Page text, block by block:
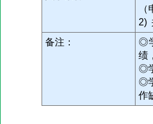
2)
备注：
◎
绩
◎
◎
作